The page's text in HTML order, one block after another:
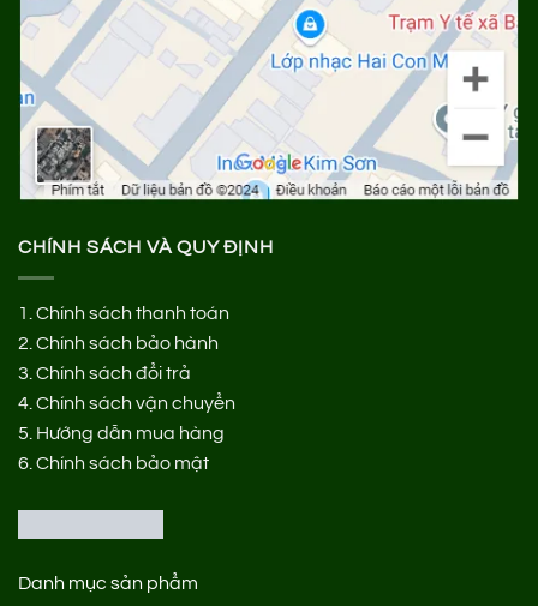
CHÍNH SÁCH VÀ QUY ĐỊNH
1. Chính sách thanh toán
2. Chính sách bảo hành
3. Chính sách đổi trả
4. Chính sách vận chuyển
5. Hướng dẫn mua hàng
6. Chính sách bảo mật
Danh mục sản phẩm